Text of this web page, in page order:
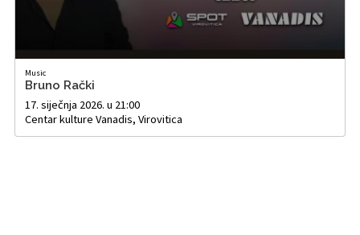
Music
Bruno Rački
17. siječnja 2026. u 21:00
Centar kulture Vanadis, Virovitica